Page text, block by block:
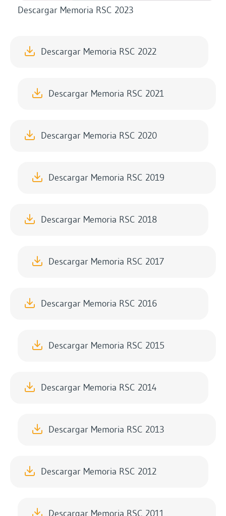
Descargar Memoria RSC 2023
Descargar Memoria RSC 2022
Descargar Memoria RSC 2021
Descargar Memoria RSC 2020
Descargar Memoria RSC 2019
Descargar Memoria RSC 2018
Descargar Memoria RSC 2017
Descargar Memoria RSC 2016
Descargar Memoria RSC 2015
Descargar Memoria RSC 2014
Descargar Memoria RSC 2013
Descargar Memoria RSC 2012
Descargar Memoria RSC 2011